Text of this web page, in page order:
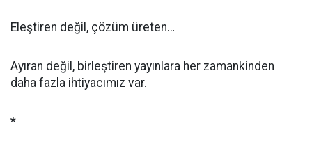
Eleştiren değil, çözüm üreten…
Ayıran değil, birleştiren yayınlara her zamankinden
daha fazla ihtiyacımız var.
*